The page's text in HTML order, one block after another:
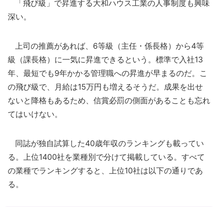
「飛び級」で昇進する大和ハウス工業の人事制度も興味
深い。
上司の推薦があれば、6等級（主任・係長格）から4等
級（課長格）に一気に昇進できるという。標準で入社13
年、最短でも9年かかる管理職への昇進が早まるのだ。こ
の飛び級で、月給は15万円も増えるそうだ。成果を出せ
ないと降格もあるため、信賞必罰の側面があることも忘れ
てはいけない。
同誌が独自試算した40歳年収のランキングも載ってい
る。上位1400社を業種別で分けて掲載している。すべて
の業種でランキングすると、上位10社は以下の通りであ
る。